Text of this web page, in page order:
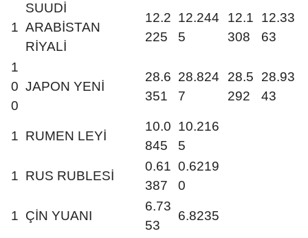
1
SUUDİ
ARABİSTAN
RİYALİ
12.2
225
12.244
5
12.1
308
12.33
63
1
0
0
JAPON YENİ
28.6
351
28.824
7
28.5
292
28.93
43
1 RUMEN LEYİ
10.0
845
10.216
5
1 RUS RUBLESİ
0.61
387
0.6219
0
1 ÇİN YUANI
6.73
53
6.8235